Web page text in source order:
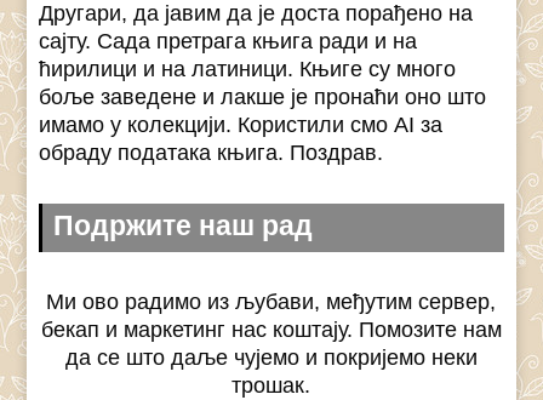
Другари, да јавим да је доста порађено на
сајту. Сада претрага књига ради и на
ћирилици и на латиници. Књиге су много
боље заведене и лакше је пронаћи оно што
имамо у колекцији. Користили смо AI за
обраду података књига. Поздрав.
Подржите наш рад
Ми ово радимо из љубави, међутим сервер,
бекап и маркетинг нас коштају. Помозите нам
да се што даље чујемо и покријемо неки
трошак.